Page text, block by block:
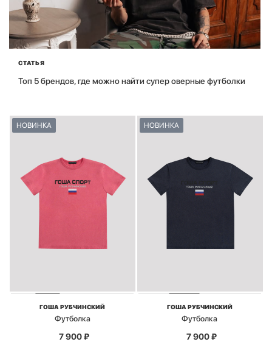
СТАТЬЯ
Топ 5 брендов, где можно найти супер оверные футболки
НОВИНКА
ГОША РУБЧИНСКИЙ
Футболка
7 900₽
НОВИНКА
ГОША РУБЧИНСКИЙ
Футболка
7 900₽